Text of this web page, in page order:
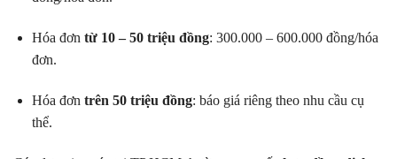
Hóa đơn từ 10 – 50 triệu đồng: 300.000 – 600.000 đồng/hóa
đơn.
Hóa đơn trên 50 triệu đồng: báo giá riêng theo nhu cầu cụ
thể.